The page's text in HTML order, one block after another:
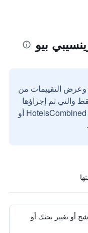
بيو
وعرض التقييمات من
والتي تم إجراؤها
بواسطة مستخدمين حقيقيين مع HotelsCombined أو
أو تغيير بحثك أو